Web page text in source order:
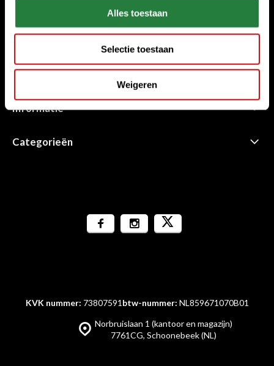
Alles toestaan
Selectie toestaan
Weigeren
Stuur ons een e-mail
sales@golfdriver.nl
Klantenservice
Informatie
Categorieën
Norbruislaan 1 (kantoor en magazijn)
7761CG, Schoonebeek (NL)
KVK nummer: 73807591 btw-nummer: NL859671070B01